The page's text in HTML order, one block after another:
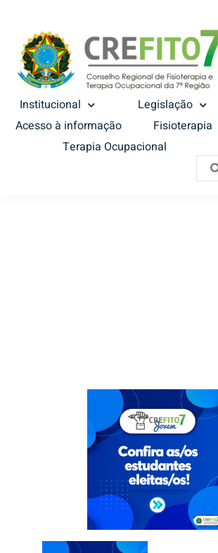
Institucional
Legislação
Acesso à informação
Fisioterapia
Terapia Ocupacional